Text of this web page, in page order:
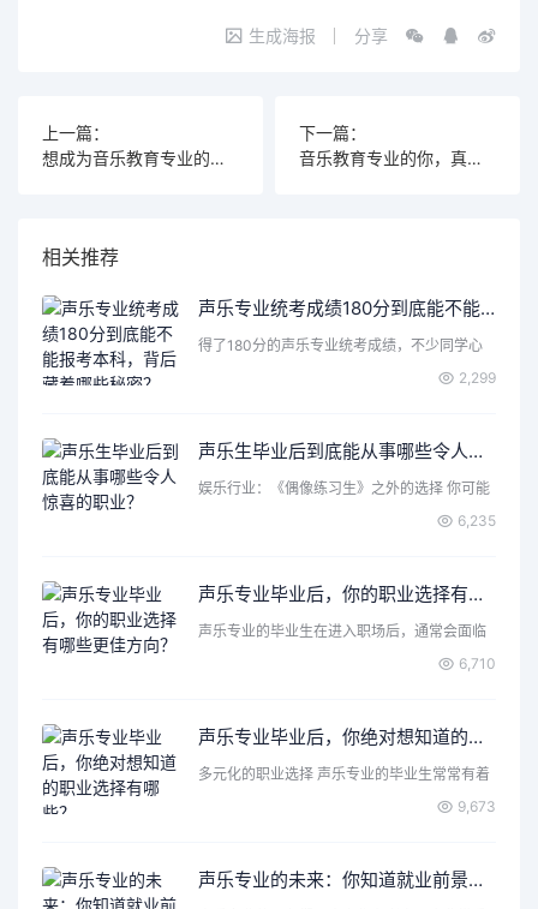
生成海报 分享
上一篇：
想成为音乐教育专业的佼佼者？这些艺考院校你不能错过！
下一篇：
音乐教育专业的你，真的能考公务员吗？揭秘背后的真相！
相关推荐
声乐专业统考成绩180分到底能不能报考本科，背后藏着哪些秘密？
得了180分的声乐专业统考成绩，不少同学心
2,299
声乐生毕业后到底能从事哪些令人惊喜的职业？
娱乐行业：《偶像练习生》之外的选择 你可能
6,235
声乐专业毕业后，你的职业选择有哪些更佳方向？
声乐专业的毕业生在进入职场后，通常会面临
6,710
声乐专业毕业后，你绝对想知道的职业选择有哪些？
多元化的职业选择 声乐专业的毕业生常常有着
9,673
声乐专业的未来：你知道就业前景有多好么？